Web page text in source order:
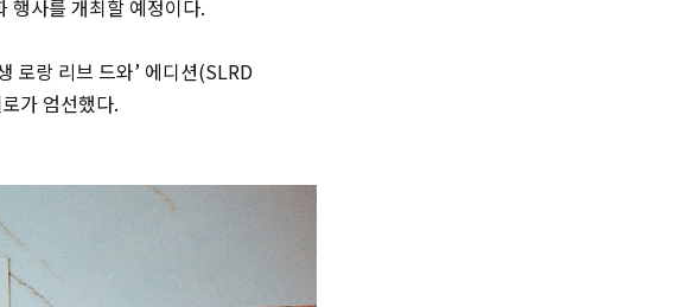
행사를 개최할 예정이다.
로랑 리브 드와’ 에디션(SLRD
가 엄선했다.